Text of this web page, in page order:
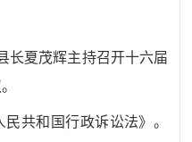
长夏茂辉主持召开十六届
共和国行政诉讼法》。